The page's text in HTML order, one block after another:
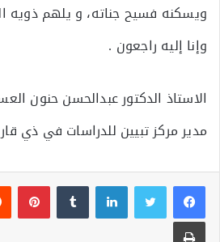
ويسكنه فسيح جناته، و يلهم ذويه
وإنا إليه راجعون .
الاستاذ الدكتور عبدالحسن حنون
مدير مركز تبيين للدراسات في ذي قار
لينكدإن
طباعة